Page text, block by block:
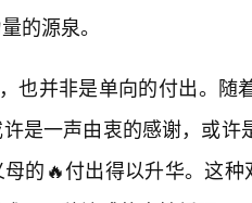
的源泉。
也并非是单向的付出。
是一声由衷的感谢，或许
的🔥付出得以升华。这